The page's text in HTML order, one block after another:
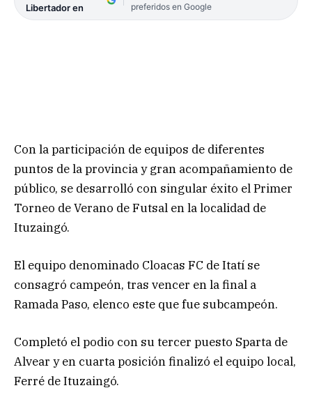
Libertador en
preferidos en Google
Con la participación de equipos de diferentes
puntos de la provincia y gran acompañamiento de
público, se desarrolló con singular éxito el Primer
Torneo de Verano de Futsal en la localidad de
Ituzaingó.
El equipo denominado Cloacas FC de Itatí se
consagró campeón, tras vencer en la final a
Ramada Paso, elenco este que fue subcampeón.
Completó el podio con su tercer puesto Sparta de
Alvear y en cuarta posición finalizó el equipo local,
Ferré de Ituzaingó.